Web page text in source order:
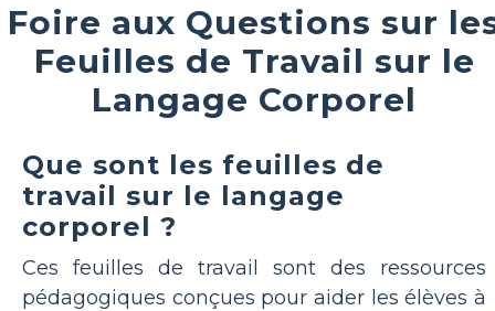
Foire aux Questions sur
Feuilles de Travail sur le
Langage Corporel
Que sont les feuilles de
travail sur le langage
corporel ?
Ces feuilles de travail sont des ressources
pédagogiques conçues pour aider les élèves à